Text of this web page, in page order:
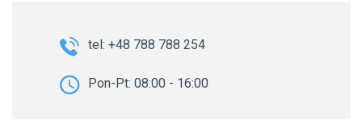
tel: +48 788 788 254
Pon-Pt: 08:00 - 16:00